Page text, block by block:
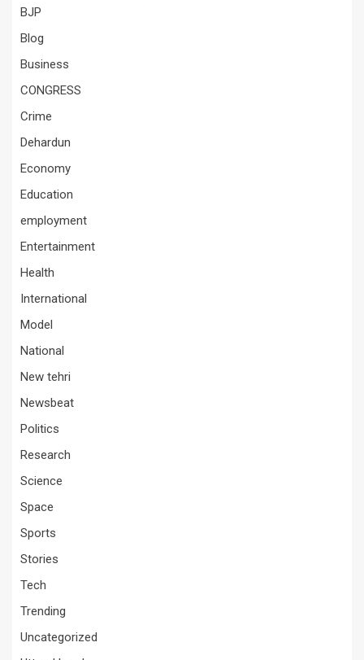
BJP
Blog
Business
CONGRESS
Crime
Dehardun
Economy
Education
employment
Entertainment
Health
International
Model
National
New tehri
Newsbeat
Politics
Research
Science
Space
Sports
Stories
Tech
Trending
Uncategorized